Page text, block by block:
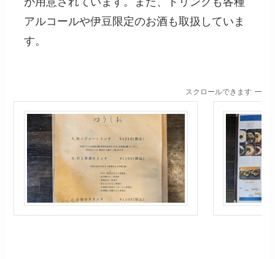
アルコールや伊豆限定のお酒も取扱していま
す。
スクロールできます